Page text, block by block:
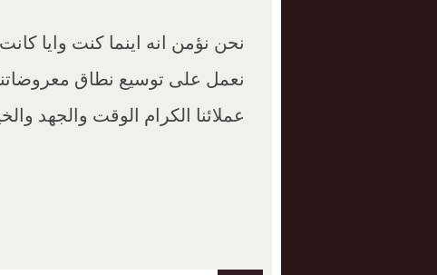
نحن نؤمن انه اينما كنت وايا
نعمل على توسيع نطاق
عملائنا الكرام الوقت والجهد